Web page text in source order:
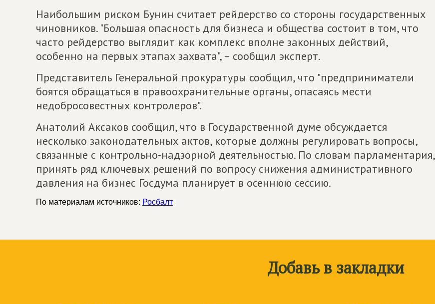
Наибольшим риском Бунин считает рейдерство со стороны государственных
чиновников. "Большая опасность для бизнеса и общества состоит в том, что
часто рейдерство выглядит как комплекс вполне законных действий,
особенно на первых этапах захвата", – сообщил эксперт.
Представитель Генеральной прокуратуры сообщил, что "предприниматели
боятся обращаться в правоохранительные органы, опасаясь мести
недобросовестных контролеров".
Анатолий Аксаков сообщил, что в Государственной думе обсуждается
несколько законодательных актов, которые должны регулировать вопросы,
связанные с контрольно-надзорной деятельностью. По словам парламентария,
принять ряд ключевых решений по вопросу снижения административного
давления на бизнес Госдума планирует в осеннюю сессию.
По материалам источников: Росбалт
Добавь в закладки